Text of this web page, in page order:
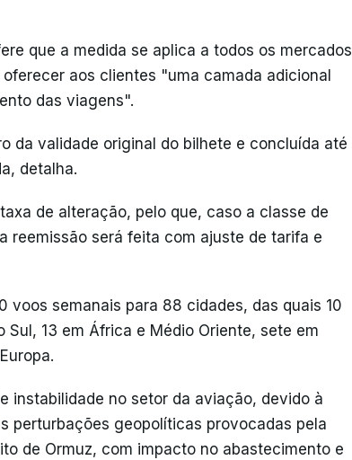
que a medida se aplica a todos os mercados
aos clientes "uma camada adicional
das viagens".
da validade original do bilhete e concluída até
detalha.
de alteração, pelo que, caso a classe de
reemissão será feita com ajuste de tarifa e
voos semanais para 88 cidades, das quais 10
13 em África e Médio Oriente, sete em
instabilidade no setor da aviação, devido à
perturbações geopolíticas provocadas pela
de Ormuz, com impacto no abastecimento e